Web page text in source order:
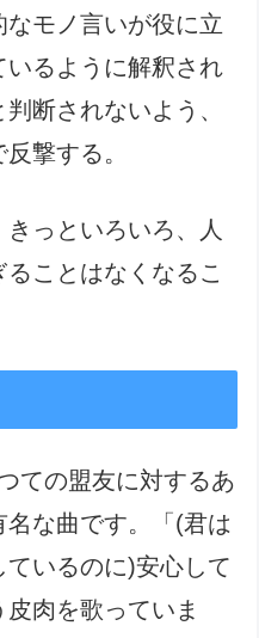
モノ言いが役に立
るように解釈され
断されないよう、
撃する。
っといろいろ、人
ことはなくなるこ
ての盟友に対するあ
な曲です。「(君は
いるのに)安心して
肉を歌っていま